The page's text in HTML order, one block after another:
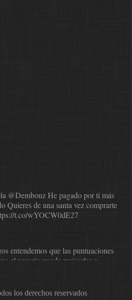
@DembouzHe pagado por ti más
Quieres de una santa vez comprarte
t.co/wYOCW0dE27
entendemos que las puntuaciones
el usuario pueda revisarlas y…
los derechos reservados